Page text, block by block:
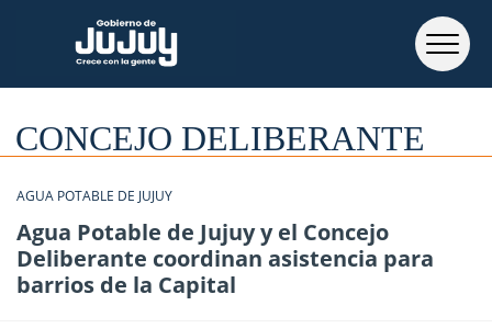
CONCEJO DELIBERANTE
AGUA POTABLE DE JUJUY
Agua Potable de Jujuy y el Concejo
Deliberante coordinan asistencia para
barrios de la Capital